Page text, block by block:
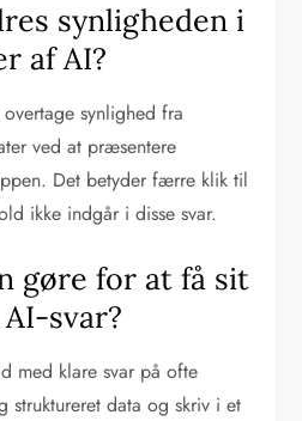
synligheden i
af AI?
synlighed fra
ved at præsentere
Det betyder færre klik til
ikke indgår i disse svar.
gøre for at få sit
svar?
med klare svar på ofte
struktureret data og skriv i et